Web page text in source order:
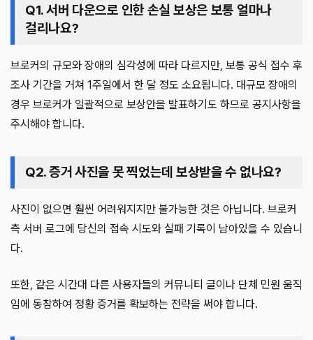
Q1. 서버 다운으로 인한 손실 보상은 보통 얼마나
걸리나요?
브로커의 규모와 장애의 심각성에 따라 다르지만, 보통 공식 접수 후
조사 기간을 거쳐 1주일에서 한 달 정도 소요됩니다. 대규모 장애의
경우 브로커가 일괄적으로 보상안을 발표하기도 하므로 공지사항을
주시해야 합니다.
Q2. 증거 사진을 못 찍었는데 보상받을 수 없나요?
사진이 없으면 훨씬 어려워지지만 불가능한 것은 아닙니다. 브로커
측 서버 로그에 당신의 접속 시도와 실패 기록이 남아있을 수 있습니
다.
또한, 같은 시간대 다른 사용자들의 커뮤니티 글이나 단체 민원 움직
임에 동참하여 정황 증거를 확보하는 전략을 써야 합니다.